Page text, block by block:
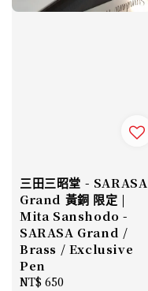
三田三昭堂 - SARASA
Grand 黃銅 限定 |
Mita Sanshodo -
SARASA Grand /
Brass / Exclusive
Pen
Regular
NT$ 650